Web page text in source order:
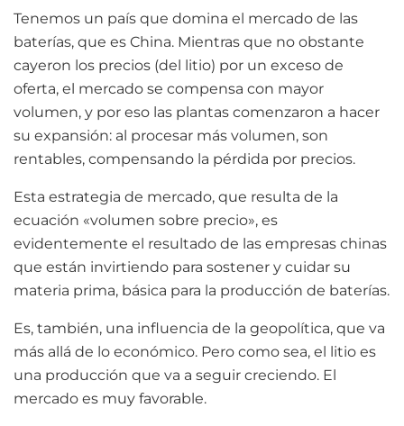
Tenemos un país que domina el mercado de las
baterías, que es China. Mientras que no obstante
cayeron los precios (del litio) por un exceso de
oferta, el mercado se compensa con mayor
volumen, y por eso las plantas comenzaron a hacer
su expansión: al procesar más volumen, son
rentables, compensando la pérdida por precios.
Esta estrategia de mercado, que resulta de la
ecuación «volumen sobre precio», es
evidentemente el resultado de las empresas chinas
que están invirtiendo para sostener y cuidar su
materia prima, básica para la producción de baterías.
Es, también, una influencia de la geopolítica, que va
más allá de lo económico. Pero como sea, el litio es
una producción que va a seguir creciendo. El
mercado es muy favorable.